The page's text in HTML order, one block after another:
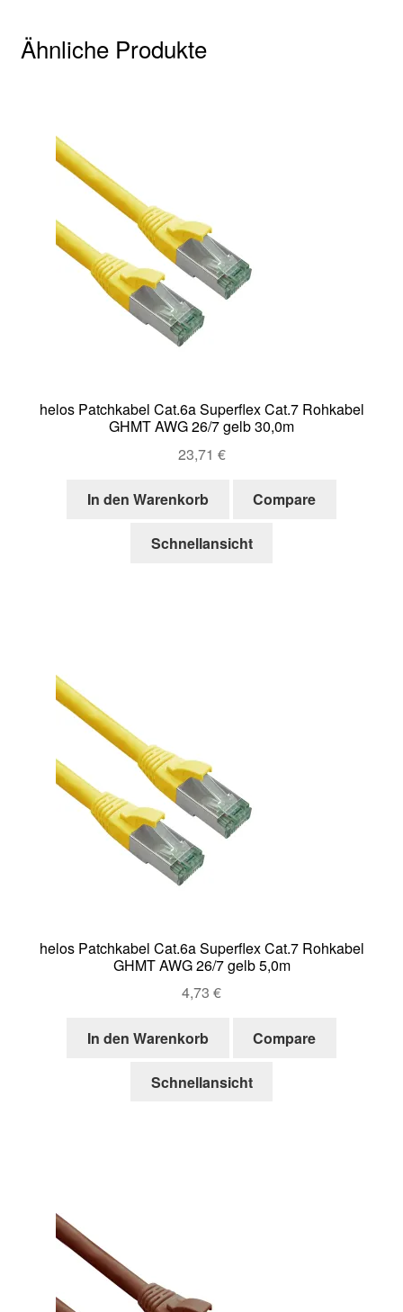
Ähnliche Produkte
helos Patchkabel Cat.6a Superflex Cat.7 Rohkabel
GHMT AWG 26/7 gelb 30,0m
23,71 €
In den Warenkorb Compare
Schnellansicht
helos Patchkabel Cat.6a Superflex Cat.7 Rohkabel
GHMT AWG 26/7 gelb 5,0m
4,73 €
In den Warenkorb Compare
Schnellansicht